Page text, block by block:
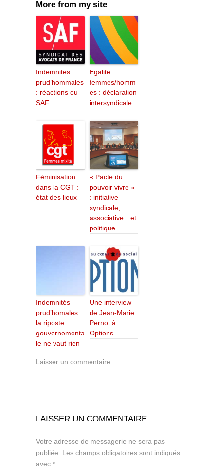
More from my site
Indemnités
prud’hommales
: réactions du
SAF
Egalité
femmes/homm
es : déclaration
intersyndicale
Féminisation
dans la CGT :
état des lieux
« Pacte du
pouvoir vivre »
: initiative
syndicale,
associative…et
politique
Indemnités
prud’homales :
la riposte
gouvernementa
le ne vaut rien
Une interview
de Jean-Marie
Pernot à
Options
Laisser un commentaire
LAISSER UN COMMENTAIRE
Votre adresse de messagerie ne sera pas
publiée. Les champs obligatoires sont indiqués
avec *